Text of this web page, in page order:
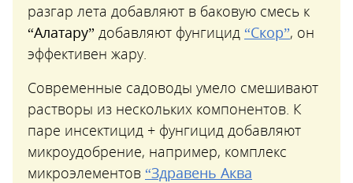
разгар лета добавляют в баковую смесь к
“Алатару” добавляют фунгицид “Скор”, он
эффективен жару.
Современные садоводы умело смешивают
растворы из нескольких компонентов. К
паре инсектицид + фунгицид добавляют
микроудобрение, например, комплекс
микроэлементов “Здравень Аква